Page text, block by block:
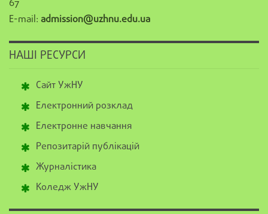
67
E-mail: admission@uzhnu.edu.ua
НАШІ РЕСУРСИ
Сайт УжНУ
Електронний розклад
Електронне навчання
Репозитарій публікацій
Журналістика
Коледж УжНУ